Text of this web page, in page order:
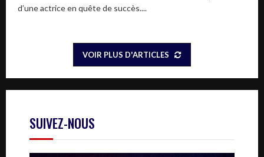
d’une actrice en quête de succès....
VOIR PLUS D'ARTICLES
SUIVEZ-NOUS